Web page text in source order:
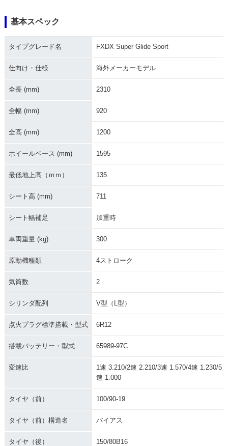
基本スペック
タイプグレード名 FXDX Super Glide Sport
仕向け・仕様 海外メーカーモデル
全長 (mm) 2310
全幅 (mm) 920
全高 (mm) 1200
ホイールベース (mm) 1595
最低地上高（ｍｍ） 135
シート高 (mm) 711
シート幅補足 加重時
車両重量 (kg) 300
原動機種類 4ストローク
気筒数 2
シリンダ配列 V型（L型）
点火プラグ標準搭載・型式 6R12
搭載バッテリー・型式 65989-97C
変速比
1速 3.210/2速 2.210/3速 1.570/4速 1.230/5
速 1.000
タイヤ（前） 100/90-19
タイヤ（前）構造名 バイアス
タイヤ（後） 150/80B16